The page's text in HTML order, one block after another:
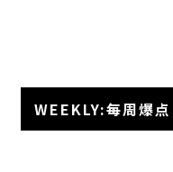
WEEKLY:每周爆点